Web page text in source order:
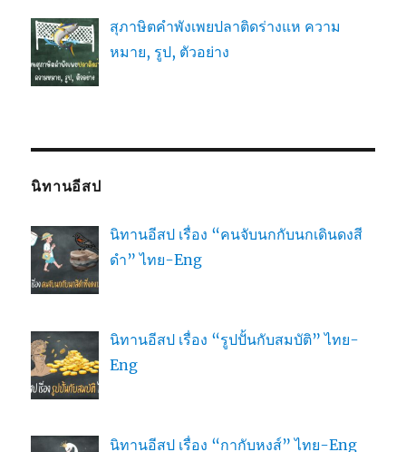
สุภาษิตคำพังเพยปลาติดร่างแห ความ
หมาย, รูป, ตัวอย่าง
นิทานอีสป
นิทานอีสป เรื่อง “คนจับนกกับนกเดินดงสี
ดำ” ไทย-Eng
นิทานอีสป เรื่อง “รูปปั้นกับสมบัติ” ไทย-
Eng
นิทานอีสป เรื่อง “กากับหงส์” ไทย-Eng